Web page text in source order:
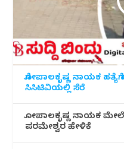
ಗೋಪಾಲಕೃಷ್ಣ ನಾಯಕ ಹತ್ಯೆಗೆ
ಸಿಸಿಟಿವಿಯಲ್ಲಿ ಸೆರೆ
ಗೋಪಾಲಕೃಷ್ಣ ನಾಯಕ
ಪರಮೇಶ್ವರ ಹೇಳಿಕೆ